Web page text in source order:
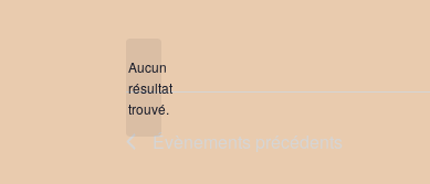
Notice
Aucun
résultat
trouvé.
Évènements précédents